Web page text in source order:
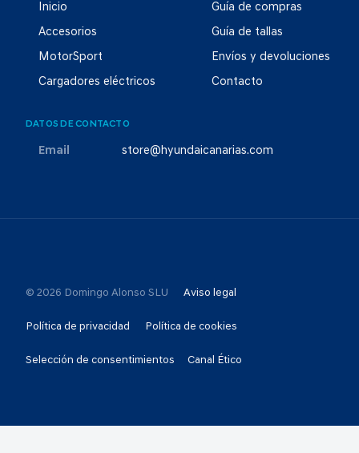
Inicio
Accesorios
MotorSport
Cargadores eléctricos
Guía de compras
Guía de tallas
Envíos y devoluciones
Contacto
DATOS DE CONTACTO
Email store@hyundaicanarias.com
© 2026 Domingo Alonso SLU Aviso legal
Política de privacidad Política de cookies
Selección de consentimientos Canal Ético